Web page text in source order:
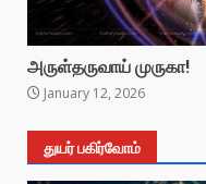
அருள்தருவாய் முருகா!
January 12, 2026
துயர் பகிர்வோம்